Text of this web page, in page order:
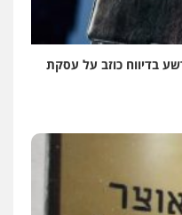
בדיווח כוזב על עסקת